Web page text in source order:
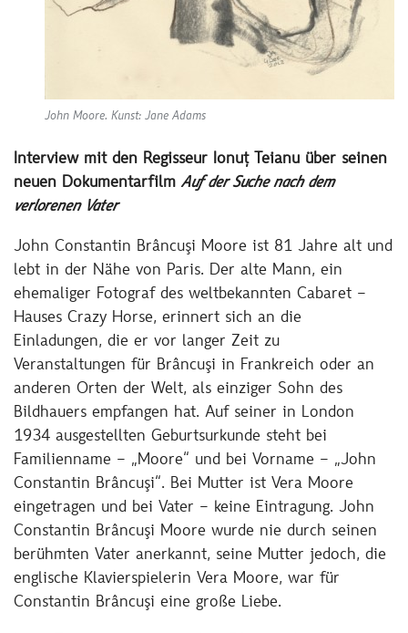
John Moore. Kunst: Jane Adams
Interview mit den Regisseur Ionuț Teianu über seinen
neuen DokumentarfilmAuf der Suche nach dem
verlorenen Vater
John Constantin Brâncuşi Moore ist 81 Jahre alt und
lebt in der Nähe von Paris. Der alte Mann, ein
ehemaliger Fotograf des weltbekannten Cabaret –
Hauses Crazy Horse, erinnert sich an die
Einladungen, die er vor langer Zeit zu
Veranstaltungen für Brâncuşi in Frankreich oder an
anderen Orten der Welt, als einziger Sohn des
Bildhauers empfangen hat. Auf seiner in London
1934 ausgestellten Geburtsurkunde steht bei
Familienname – „Moore“ und bei Vorname – „John
Constantin Brâncuşi“. Bei Mutter ist Vera Moore
eingetragen und bei Vater – keine Eintragung. John
Constantin Brâncuşi Moore wurde nie durch seinen
berühmten Vater anerkannt, seine Mutter jedoch, die
englische Klavierspielerin Vera Moore, war für
Constantin Brâncuşi eine große Liebe.